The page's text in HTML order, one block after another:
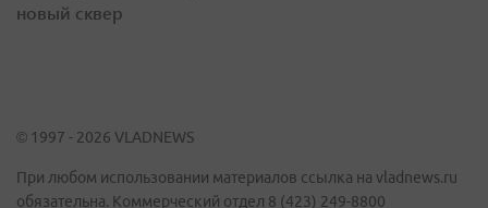
новый сквер
© 1997 - 2026 VLADNEWS
При любом использовании материалов ссылка на vladnews.ru
обязательна. Коммерческий отдел 8 (423) 249-8800